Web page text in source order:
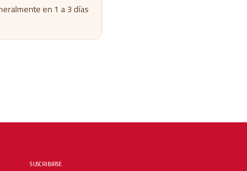
en 1 a 3 días
SUSCRIBIRSE